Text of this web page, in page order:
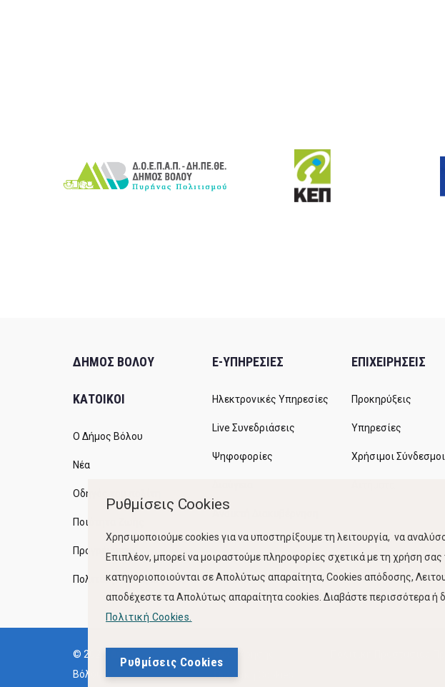
ΔΗΜΟΣ ΒΟΛΟΥ
ΚΑΤΟΙΚΟΙ
Ο Δήμος Βόλου
Νέα
Οδηγός του πολίτη
Ποιότητα Ζωής
Προγράμματα
Πολιτική Ποιότητας
E-ΥΠΗΡΕΣΙΕΣ
Ηλεκτρονικές Υπηρεσίες
Live Συνεδριάσεις
Ψηφοφορίες
ΕΠΙΧΕΙΡΗΣΕΙΣ
Προκηρύξεις
Υπηρεσίες
Χρήσιμοι Σύνδεσμοι
© 2023, Δήμος
Βόλου
Πολιτική Cookies
Ρυθμίσεις Cookies
Χρησιμοποιούμε cookies για να υποστηρίξουμε τη λειτουργία, να
Επιπλέον, μπορεί να μοιραστούμε πληροφορίες σχετικά με τη χρήση
κατηγοριοποιούνται σε Απολύτως απαραίτητα, Cookies απόδοσης,
αποδέχεστε τα Απολύτως απαραίτητα cookies. Διαβάστε περισσότερα ή
Πολιτική Cookies.
Ρυθμίσεις Cookies